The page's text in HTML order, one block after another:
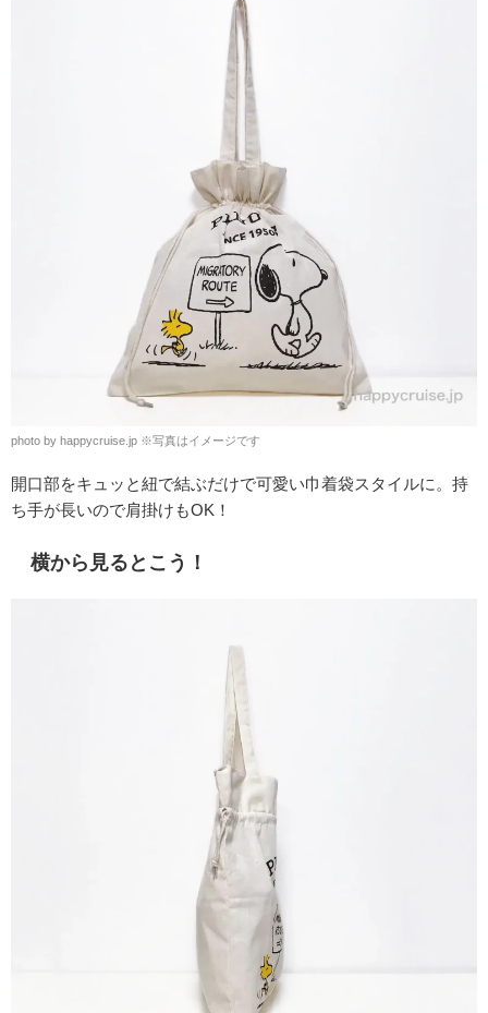
photo by happycruise.jp ※写真はイメージです
開口部をキュッと紐で結ぶだけで可愛い巾着袋スタイルに。持
ち手が長いので肩掛けもOK！
横から見るとこう！